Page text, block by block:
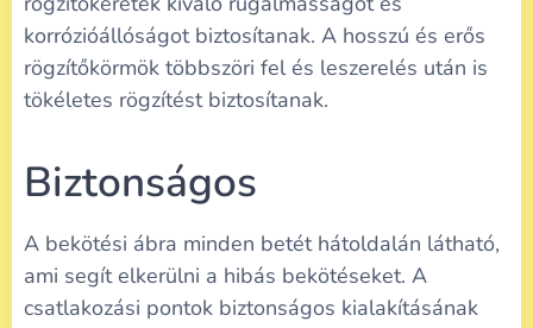
korrózióállóságot biztosítanak. A hosszú és erős
rögzítőkörmök többszöri fel és leszerelés után is
tökéletes rögzítést biztosítanak.
Biztonságos
A bekötési ábra minden betét hátoldalán látható,
ami segít elkerülni a hibás bekötéseket. A
csatlakozási pontok biztonságos kialakításának